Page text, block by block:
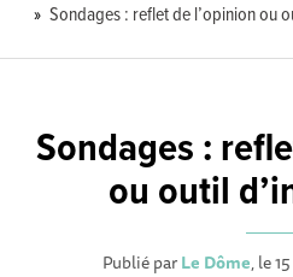
Sondages : reflet de l’opinion ou
Sondages :
ou outil
Publié parLe Dôme, le